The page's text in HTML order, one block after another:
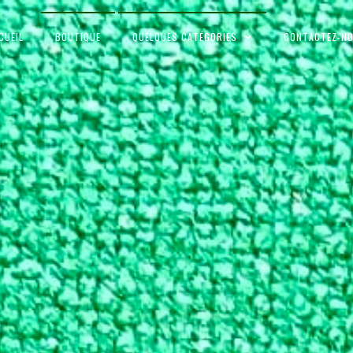
BOUTIQUE QUELQUES CATÉGORIES CONTACTEZ-